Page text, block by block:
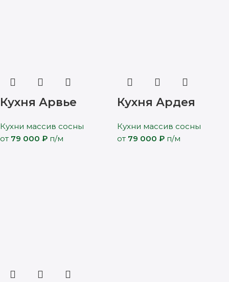
Кухня Арвье
Кухни массив сосны
от 79 000 ₽ п/м
Кухня Ардея
Кухни массив сосны
от 79 000 ₽ п/м